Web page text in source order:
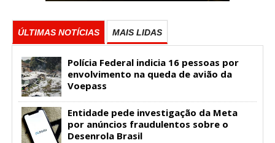
ÚLTIMAS NOTÍCIAS MAIS LIDAS
Polícia Federal indicia 16 pessoas por
envolvimento na queda de avião da
Voepass
Entidade pede investigação da Meta
por anúncios fraudulentos sobre o
Desenrola Brasil